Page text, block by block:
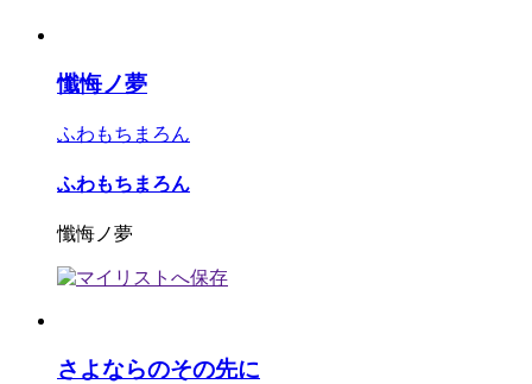
懺悔ノ夢
ふわもちまろん
ふわもちまろん
懺悔ノ夢
さよならのその先に